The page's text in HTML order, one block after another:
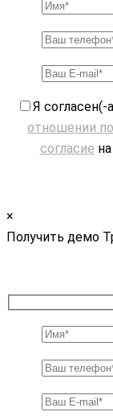
Я согласен(-
отношении
согласие
×
Получить демо